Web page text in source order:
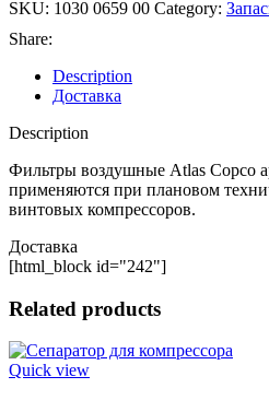
SKU: 1030 0659 00 Category:
Share:
Description
Доставка
Description
Фильтры воздушные Atlas Copco
применяются при плановом
винтовых компрессоров.
Доставка
[html_block id="242"]
Related products
Quick view